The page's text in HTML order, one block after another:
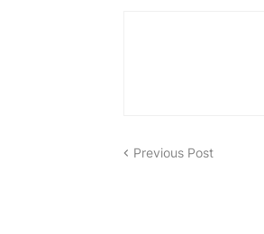
Previous Post